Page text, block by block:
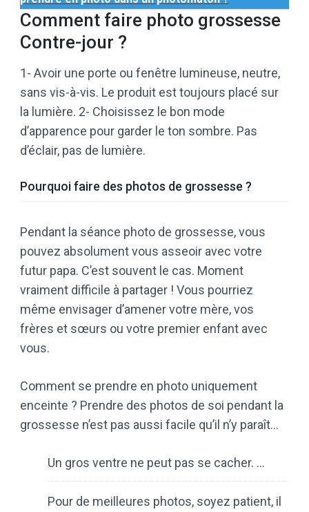
Comment faire photo grossesse
Contre-jour ?
1- Avoir une porte ou fenêtre lumineuse, neutre,
sans vis-à-vis. Le produit est toujours placé sur
la lumière. 2- Choisissez le bon mode
d’apparence pour garder le ton sombre. Pas
d’éclair, pas de lumière.
Pourquoi faire des photos de grossesse ?
Pendant la séance photo de grossesse, vous
pouvez absolument vous asseoir avec votre
futur papa. C’est souvent le cas. Moment
vraiment difficile à partager ! Vous pourriez
même envisager d’amener votre mère, vos
frères et sœurs ou votre premier enfant avec
vous.
Comment se prendre en photo uniquement
enceinte ? Prendre des photos de soi pendant la
grossesse n’est pas aussi facile qu’il n’y paraît…
Un gros ventre ne peut pas se cacher. …
Pour de meilleures photos, soyez patient, il